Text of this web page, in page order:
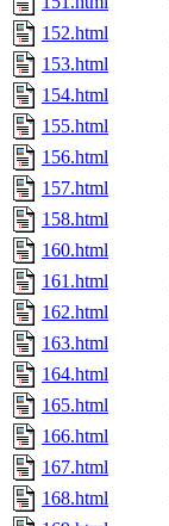
152.html
153.html
154.html
155.html
156.html
157.html
158.html
160.html
161.html
162.html
163.html
164.html
165.html
166.html
167.html
168.html